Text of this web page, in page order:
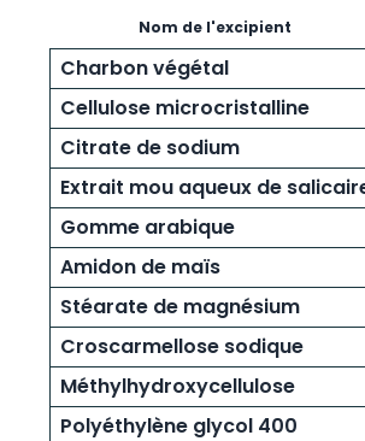
Nom de l'excipient
Charbon végétal
Cellulose microcristalline
Citrate de sodium
Extrait mou aqueux de
Gomme arabique
Amidon de maïs
Stéarate de magnésium
Croscarmellose sodique
Méthylhydroxycellulose
Polyéthylène glycol 400